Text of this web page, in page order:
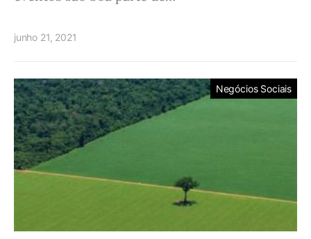
junho 21, 2021
Negócios Sociais